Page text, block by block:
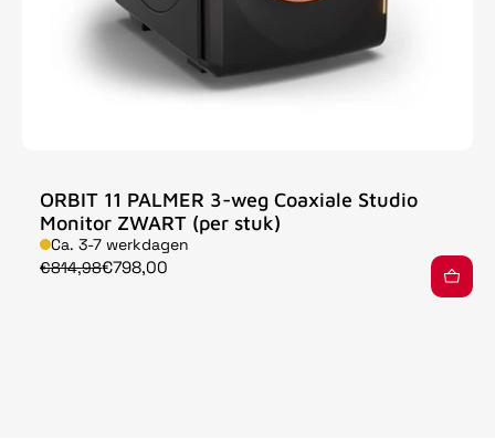
ORBIT 11 PALMER 3-weg Coaxiale Studio
Monitor ZWART (per stuk)
Ca. 3-7 werkdagen
€814,98€798,00